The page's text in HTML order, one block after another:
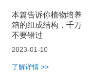
本篇告诉你植物培养
箱的组成结构，千万
不要错过
2023-01-10
了解详情 >>